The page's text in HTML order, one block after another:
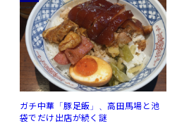
ガチ中華「豚足飯」、高田馬場と池
袋でだけ出店が続く謎